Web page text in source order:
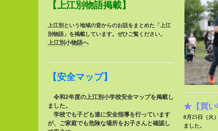
【上江別物語掲載】
上江別という地域の昔からのお話をまとめた「上江
別物語」を掲載しています。ぜひご覧ください。
上江別小物語へ
【安全マップ】
令和2年度の上江別小学校安全マップを掲載し
ました。
学校でも子ども達に安全指導を行っています
が、
ご家庭でも危険な場所をお子さんと確認し
★【買い
8月25日（火
ました。